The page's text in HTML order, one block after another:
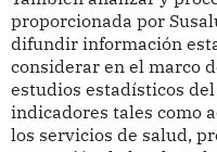
proporcionada por
difundir información
considerar en el marco
estudios estadísticos
indicadores tales como
los servicios de salud,